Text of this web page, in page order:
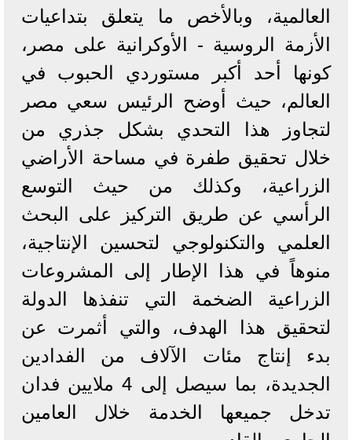
العالمية، وبالأخص ما يتعلق بتداعيات
الأزمة الروسية - الأوكرانية على مصر،
كونها أحد أكبر مستوردي الحبوب في
العالم، حيث أوضح الرئيس سعي مصر
لتجاوز هذا التحدي بشكل جذري من
خلال تحقيق طفرة في مساحة الأراضي
الزراعية، وكذلك من حيث التوسع
الرأسي عن طريق التركيز على البحث
العلمي والتكنولوجي لتحسين الإنتاجية،
منوهاً في هذا الإطار إلى المشروعات
الزراعية الضخمة التي تنفذها الدولة
لتحقيق هذا الهدف، والتي أثمرت عن
بدء إنتاج مئات الآلاف من الفدادين
الجديدة، بما سيصل إلى 4 ملايين فدان
تدخل جميعها الخدمة خلال العامين